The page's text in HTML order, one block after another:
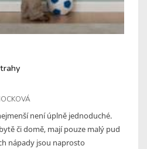
není úplně jednoduché.
či domě, mají pouze malý pud
nápady jsou naprosto